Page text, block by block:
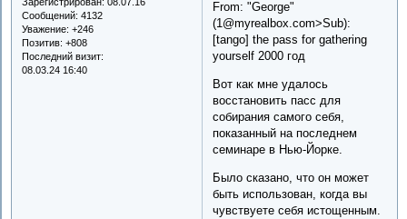
Сообщений: 4132
Уважение: +246
Позитив: +808
Последний визит:
08.03.24 16:40
From: "George"
(1@myrealbox.com>Sub):
[tango] the pass for gathering
yourself 2000 год
Вот как мне удалось
восстановить пасс для
собирания самого себя,
показанный на последнем
семинаре в Нью-Йорке.
Было сказано, что он может
быть использован, когда вы
чувствуете себя истощенным.